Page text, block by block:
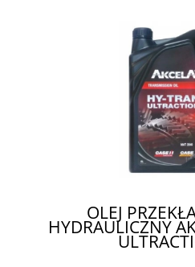
OLEJ
HYDRAULICZNY